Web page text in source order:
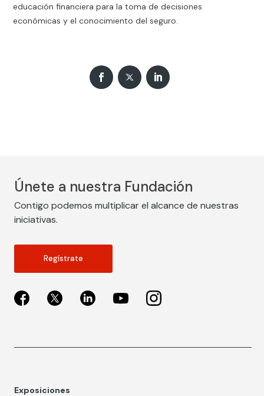
educación financiera para la toma de decisiones
económicas y el conocimiento del seguro.
Únete a nuestra Fundación
Contigo podemos multiplicar el alcance de nuestras
iniciativas.
Regístrate
Exposiciones